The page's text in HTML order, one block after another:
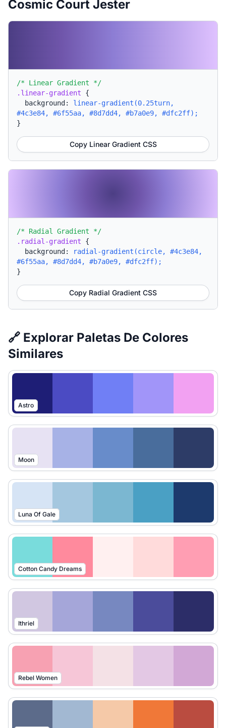
Cosmic Court Jester
/* Linear Gradient */
.linear-gradient {
background: linear-gradient(0.25turn,
#4c3e84, #6f55aa, #8d7dd4, #b7a0e9, #dfc2ff);
}
Copy Linear Gradient CSS
/* Radial Gradient */
.radial-gradient {
background:
radial-gradient(circle, #4c3e84,
#6f55aa, #8d7dd4, #b7a0e9, #dfc2ff);
}
Copy Radial Gradient CSS
🔗 Explorar Paletas De Colores
Similares
Astro
Moon
Luna Of Gale
Cotton Candy Dreams
Ithriel
Rebel Women